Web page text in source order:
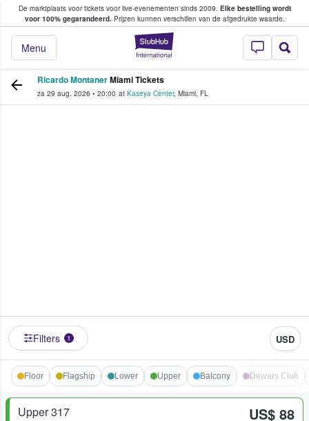
De marktplaats voor tickets voor live-evenementen sinds 2009. Elke bestelling wordt
voor 100% gegarandeerd.Prijzen kunnen verschillen van de afgedrukte waarde.
StubHub: waar
Menu
tickets kopen en verkopen
Ricardo MontanerMiami Tickets
za 29 aug. 2026 • 20:00 at Kaseya Center, Miami, FL
Filters 1 USD
Floor Flagship Lower Upper Balcony Dewars Club
Upper 317 US$ 88